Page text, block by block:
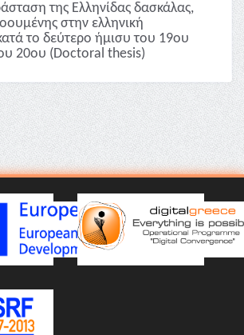
της Ελληνίδας δασκάλας,
στην ελληνική
το δεύτερο ήμισυ του 19ου
20ου (Doctoral thesis)